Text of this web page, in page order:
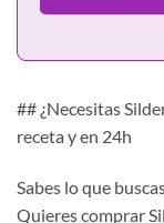
## ¿Necesitas
receta y en 24h
Sabes lo que
Quieres comprar